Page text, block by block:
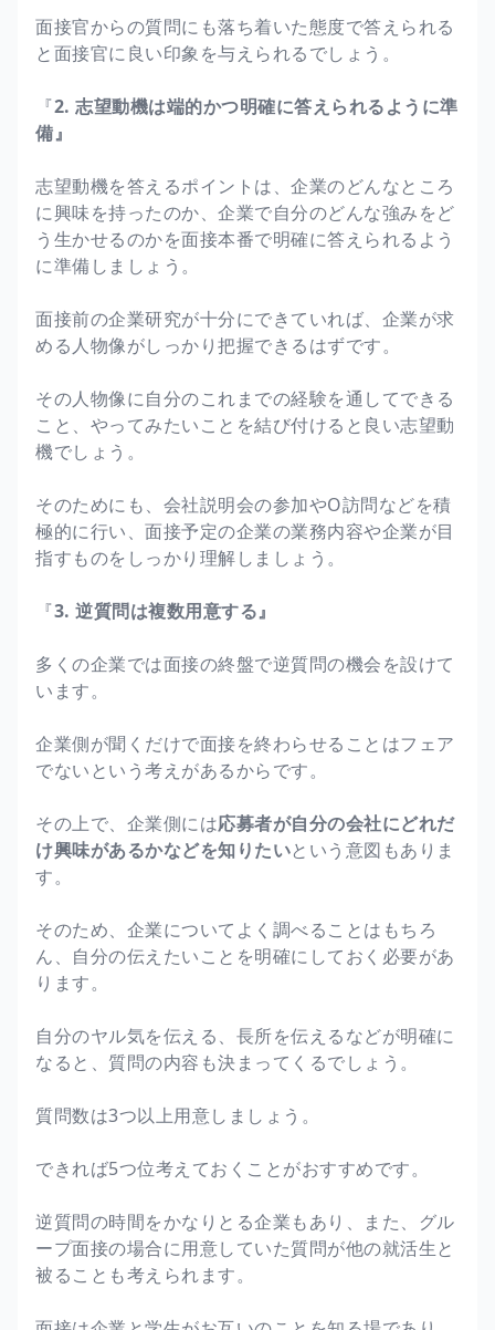
面接官からの質問にも落ち着いた態度で答えられる
と面接官に良い印象を与えられるでしょう。
『2. 志望動機は端的かつ明確に答えられるように準
備』
志望動機を答えるポイントは、企業のどんなところ
に興味を持ったのか、企業で自分のどんな強みをど
う生かせるのかを面接本番で明確に答えられるよう
に準備しましょう。
面接前の企業研究が十分にできていれば、企業が求
める人物像がしっかり把握できるはずです。
その人物像に自分のこれまでの経験を通してできる
こと、やってみたいことを結び付けると良い志望動
機でしょう。
そのためにも、会社説明会の参加やO訪問などを積
極的に行い、面接予定の企業の業務内容や企業が目
指すものをしっかり理解しましょう。
『3. 逆質問は複数用意する』
多くの企業では面接の終盤で逆質問の機会を設けて
います。
企業側が聞くだけで面接を終わらせることはフェア
でないという考えがあるからです。
その上で、企業側には応募者が自分の会社にどれだ
け興味があるかなどを知りたいという意図もありま
す。
そのため、企業についてよく調べることはもちろ
ん、自分の伝えたいことを明確にしておく必要があ
ります。
自分のヤル気を伝える、長所を伝えるなどが明確に
なると、質問の内容も決まってくるでしょう。
質問数は3つ以上用意しましょう。
できれば5つ位考えておくことがおすすめです。
逆質問の時間をかなりとる企業もあり、また、グル
ープ面接の場合に用意していた質問が他の就活生と
被ることも考えられます。